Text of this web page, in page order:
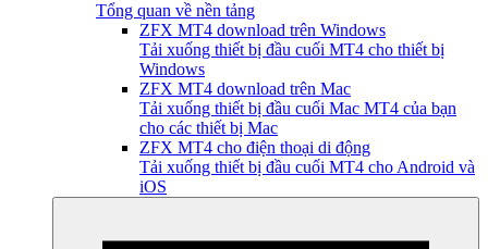
Tổng quan về nền tảng
ZFX MT4 download trên Windows
Tải xuống thiết bị đầu cuối MT4 cho thiết bị
Windows
ZFX MT4 download trên Mac
Tải xuống thiết bị đầu cuối Mac MT4 của bạn
cho các thiết bị Mac
ZFX MT4 cho điện thoại di động
Tải xuống thiết bị đầu cuối MT4 cho Android và
iOS